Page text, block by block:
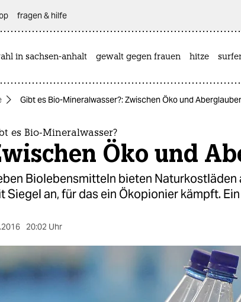
fragen & hilfe
in sachsen-anhalt gewalt gegen frauen hitze
Gibt es Bio-Mineralwasser?: Zwischen Öko und
es Bio-Mineralwasser?
Öko und
Biolebensmitteln bieten
Siegel an, für das ein Ökopionier kämpft.
20:02 Uhr